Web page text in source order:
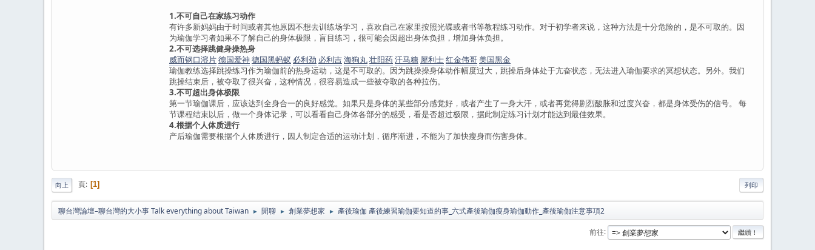
1.不可自己在家练习动作
有许多新妈妈由于时间或者其他原因不想去训练场学习，喜欢自己在家里按照光碟或者书等教程练习动作。对于初学者来说，这种方法是十分危险的，是不可取的。因
为瑜伽学习者如果不了解自己的身体极限，盲目练习，很可能会因超出身体负担，增加身体负担。
2.不可选择跳健身操热身
威而钢口溶片德国爱神 德国黑蚂蚁 必利劲 必利吉海狗丸壮阳药汗马糖 犀利士红金伟哥美国黑金
瑜伽教练选择跳操练习作为瑜伽前的热身运动，这是不可取的。因为跳操操身体动作幅度过大，跳操后身体处于亢奋状态，无法进入瑜伽要求的冥想状态。另外。我们
跳操结束后，被夺取了很兴奋，这种情况，很容易造成一些被夺取的各种拉伤。
3.不可超出身体极限
第一节瑜伽课后，应该达到全身合一的良好感觉。如果只是身体的某些部分感觉好，或者产生了一身大汗，或者再觉得剧烈酸胀和过度兴奋，都是身体受伤的信号。 每
节课程结束以后，做一个身体记录，可以看看自己身体各部分的感受，看是否超过极限，据此制定练习计划才能达到最佳效果。
4.根据个人体质进行
产后瑜伽需要根据个人体质进行，因人制定合适的运动计划，循序渐进，不能为了加快瘦身而伤害身体。
列印
向上 頁 1
聊台灣論壇–聊台灣的大小事 Talk everything about Taiwan ► 閒聊 ► 創業夢想家 ► 產後瑜伽 產後練習瑜伽要知道的事_六式產後瑜伽瘦身瑜伽動作_產後瑜伽注意事項2
前往